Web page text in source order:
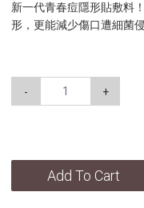
新一代青春痘隱形貼敷料
形，更能減少傷口遭細菌
- +
Add To Cart